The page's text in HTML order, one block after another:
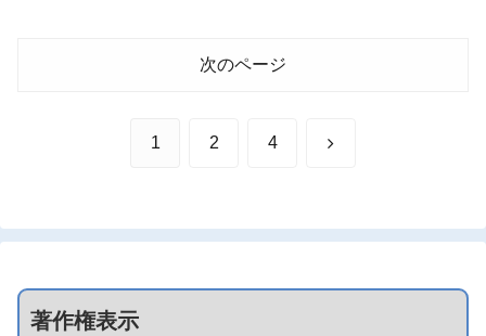
次のページ
1 2 4 次
著作権表示